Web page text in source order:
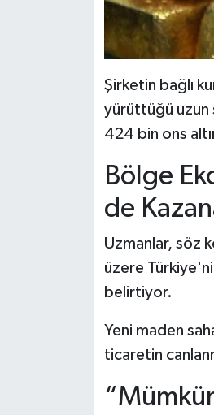
Şirketin bağlı
yürüttüğü uzun
424 bin ons
Bölge
de
Uzmanlar, söz
üzere
belirtiyor.
Yeni maden
ticaretin